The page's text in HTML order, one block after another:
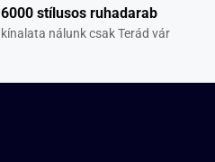
6000 stílusos ruhadarab
kínalata nálunk csak Terád vár